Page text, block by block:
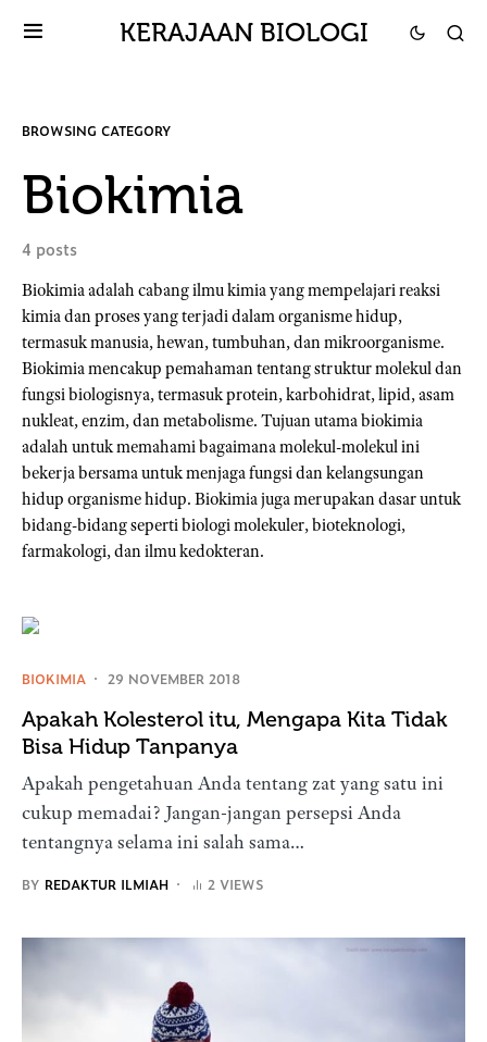
KERAJAAN BIOLOGI
BROWSING CATEGORY
Biokimia
4 posts
Biokimia adalah cabang ilmu kimia yang mempelajari reaksi
kimia dan proses yang terjadi dalam organisme hidup,
termasuk manusia, hewan, tumbuhan, dan mikroorganisme.
Biokimia mencakup pemahaman tentang struktur molekul dan
fungsi biologisnya, termasuk protein, karbohidrat, lipid, asam
nukleat, enzim, dan metabolisme. Tujuan utama biokimia
adalah untuk memahami bagaimana molekul-molekul ini
bekerja bersama untuk menjaga fungsi dan kelangsungan
hidup organisme hidup. Biokimia juga merupakan dasar untuk
bidang-bidang seperti biologi molekuler, bioteknologi,
farmakologi, dan ilmu kedokteran.
BIOKIMIA 29 NOVEMBER 2018
Apakah Kolesterol itu, Mengapa Kita Tidak
Bisa Hidup Tanpanya
Apakah pengetahuan Anda tentang zat yang satu ini
cukup memadai? Jangan-jangan persepsi Anda
tentangnya selama ini salah sama…
BY REDAKTUR ILMIAH 2 VIEWS